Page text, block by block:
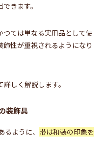
きます。
つては単なる実用品として使
性が重視されるようになり
しく解説します。
装飾具
ように、 帯は和装の印象を